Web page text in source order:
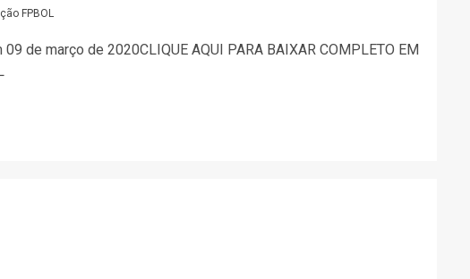
FPBOL
09 de março de 2020CLIQUE AQUI PARA BAIXAR COMPLETO EM